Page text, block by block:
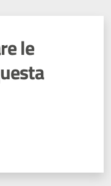
le
da 1 a 5 stelle